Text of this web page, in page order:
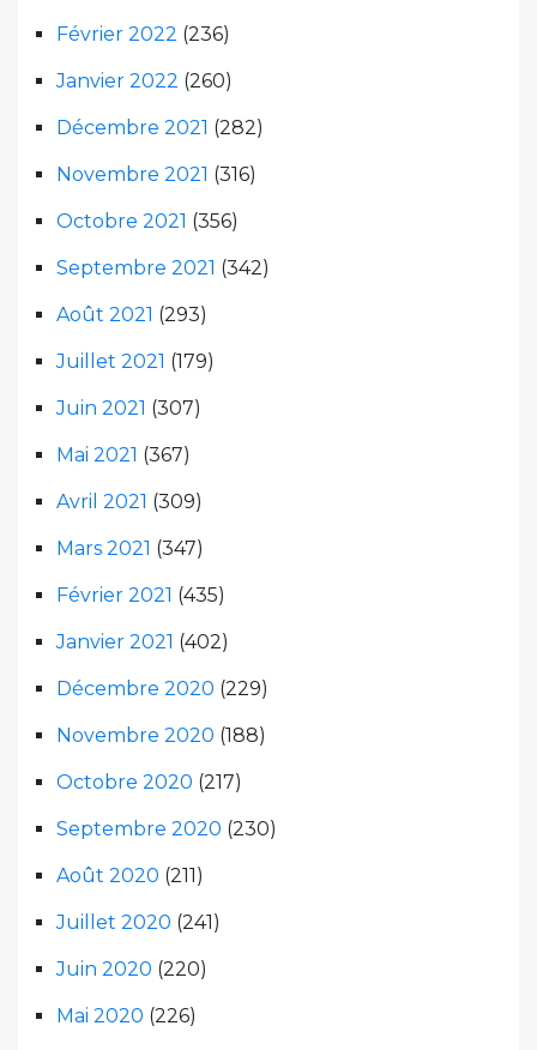
Février 2022 (236)
Janvier 2022 (260)
Décembre 2021 (282)
Novembre 2021 (316)
Octobre 2021 (356)
Septembre 2021 (342)
Août 2021 (293)
Juillet 2021 (179)
Juin 2021 (307)
Mai 2021 (367)
Avril 2021 (309)
Mars 2021 (347)
Février 2021 (435)
Janvier 2021 (402)
Décembre 2020 (229)
Novembre 2020 (188)
Octobre 2020 (217)
Septembre 2020 (230)
Août 2020 (211)
Juillet 2020 (241)
Juin 2020 (220)
Mai 2020 (226)